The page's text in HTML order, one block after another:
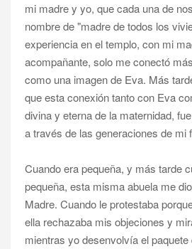
mi madre y yo, que cada una de
nombre de "madre de todos los
experiencia en el templo, con mi
acompañante, solo me conectó
como una imagen de Eva. Más
que esta conexión tanto con Eva
divina y eterna de la maternidad,
a través de las generaciones de mi
Cuando era pequeña, y más tarde
pequeña, esta misma abuela me
Madre. Cuando le protestaba
ella rechazaba mis objeciones y
mientras yo desenvolvía el